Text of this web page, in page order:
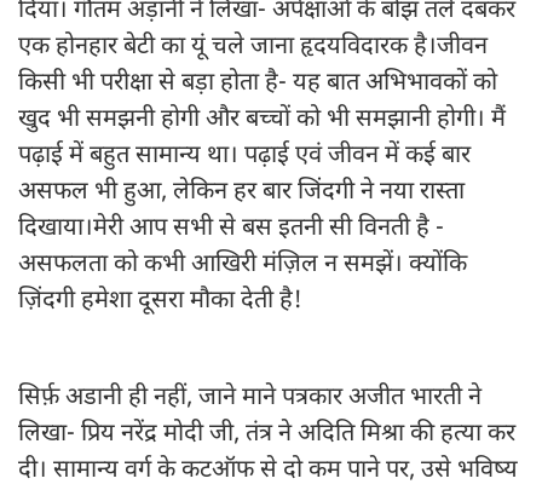
दिया। गौतम अड़ानी ने लिखा- अपेक्षाओं के बोझ तले दबकर
एक होनहार बेटी का यूं चले जाना हृदयविदारक है।जीवन
किसी भी परीक्षा से बड़ा होता है- यह बात अभिभावकों को
खुद भी समझनी होगी और बच्चों को भी समझानी होगी। मैं
पढ़ाई में बहुत सामान्य था। पढ़ाई एवं जीवन में कई बार
असफल भी हुआ, लेकिन हर बार जिंदगी ने नया रास्ता
दिखाया।मेरी आप सभी से बस इतनी सी विनती है -
असफलता को कभी आखिरी मंज़िल न समझें। क्योंकि
ज़िंदगी हमेशा दूसरा मौका देती है!
सिर्फ़ अडानी ही नहीं, जाने माने पत्रकार अजीत भारती ने
लिखा- प्रिय नरेंद्र मोदी जी, तंत्र ने अदिति मिश्रा की हत्या कर
दी। सामान्य वर्ग के कटऑफ से दो कम पाने पर, उसे भविष्य